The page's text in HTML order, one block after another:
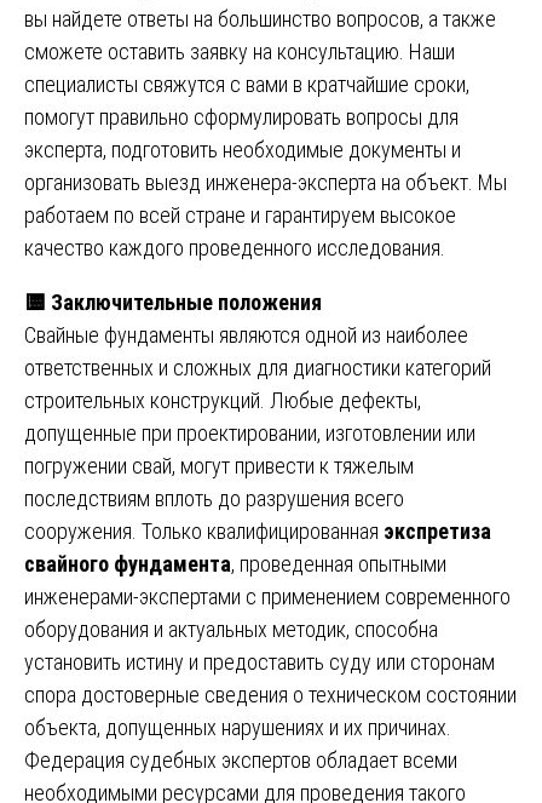
вы найдете ответы на большинство вопросов, а также
сможете оставить заявку на консультацию. Наши
специалисты свяжутся с вами в кратчайшие сроки,
помогут правильно сформулировать вопросы для
эксперта, подготовить необходимые документы и
организовать выезд инженера-эксперта на объект. Мы
работаем по всей стране и гарантируем высокое
качество каждого проведенного исследования.
🟨 Заключительные положения
Свайные фундаменты являются одной из наиболее
ответственных и сложных для диагностики категорий
строительных конструкций. Любые дефекты,
допущенные при проектировании, изготовлении или
погружении свай, могут привести к тяжелым
последствиям вплоть до разрушения всего
сооружения. Только квалифицированная экспретиза
свайного фундамента, проведенная опытными
инженерами-экспертами с применением современного
оборудования и актуальных методик, способна
установить истину и предоставить суду или сторонам
спора достоверные сведения о техническом состоянии
объекта, допущенных нарушениях и их причинах.
Федерация судебных экспертов обладает всеми
необходимыми ресурсами для проведения такого